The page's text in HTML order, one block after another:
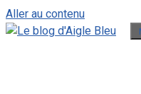
Aller au contenu